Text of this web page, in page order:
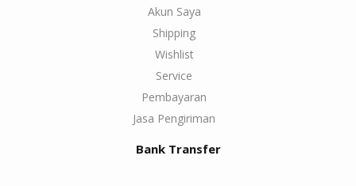
Akun Saya
Shipping
Wishlist
Service
Pembayaran
Jasa Pengiriman
Bank Transfer